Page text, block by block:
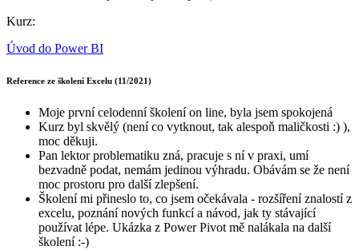
Kurz:
Úvod do Power BI
Reference ze školení Excelu (11/2021)
Moje první celodenní školení on line, byla jsem spokojená
Kurz byl skvělý (není co vytknout, tak alespoň maličkosti :) ),
moc děkuji.
Pan lektor problematiku zná, pracuje s ní v praxi, umí
bezvadně podat, nemám jedinou výhradu. Obávám se že není
moc prostoru pro další zlepšení.
Školení mi přineslo to, co jsem očekávala - rozšíření znalostí z
excelu, poznání nových funkcí a návod, jak ty stávající
používat lépe. Ukázka z Power Pivot mě nalákala na další
školení :-)